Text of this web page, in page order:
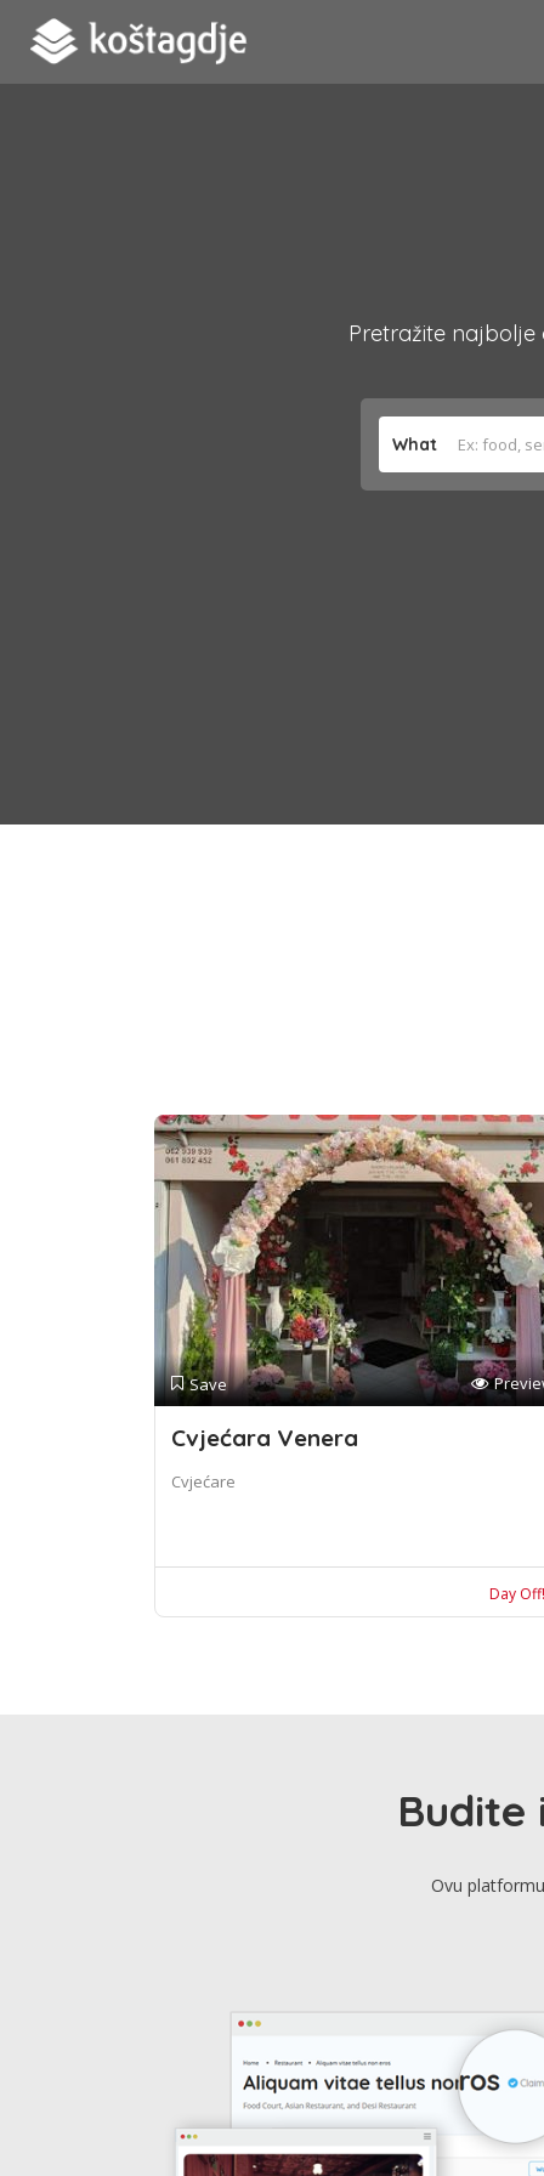
Pretražite najbolje
What
Save
Cvjećara Venera
Cvjećare
Day
Budite
Ovu